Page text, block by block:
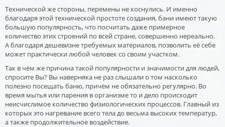
Технической же стороны, перемены не коснулись. И именно
благодаря этой технической простоте создания, бани имеют такую
большую популярность, что посчитать даже примерное
количество этих строений по всей стране, совершенно нереально.
А благодаря дешевизне требуемых материалов, позволить её себе
может практически любой человек со своим участком.
Так в чём же причина такой популярности и значимости для людей,
спросите Вы? Вы наверняка не раз слышали о том насколько
полезно посещать баню, причём не обязательно регулярно. Во
время мытья или парения в организме то и дело происходит
неисчислимое количество физиологических процессов. Главный из
которых это нагревание всего тела до весьма высоких температур,
а также продолжительное воздействие.